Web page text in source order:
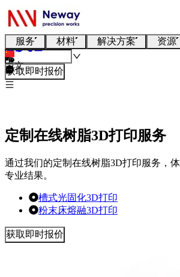
服务 材料 解决方案 资源
中文
获取即时报价
定制在线树脂3D打印服务
通过我们的定制在线树脂3D打印服务，
专业结果。
槽式光固化3D打印
粉末床熔融3D打印
获取即时报价